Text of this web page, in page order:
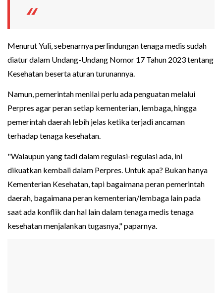
Menurut Yuli, sebenarnya perlindungan tenaga medis sudah
diatur dalam Undang-Undang Nomor 17 Tahun 2023 tentang
Kesehatan beserta aturan turunannya.
Namun, pemerintah menilai perlu ada penguatan melalui
Perpres agar peran setiap kementerian, lembaga, hingga
pemerintah daerah lebih jelas ketika terjadi ancaman
terhadap tenaga kesehatan.
"Walaupun yang tadi dalam regulasi-regulasi ada, ini
dikuatkan kembali dalam Perpres. Untuk apa? Bukan hanya
Kementerian Kesehatan, tapi bagaimana peran pemerintah
daerah, bagaimana peran kementerian/lembaga lain pada
saat ada konflik dan hal lain dalam tenaga medis tenaga
kesehatan menjalankan tugasnya," paparnya.